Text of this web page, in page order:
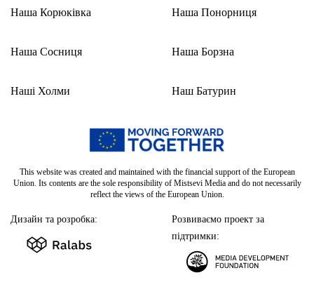
Наша Корюківка
Наша Сосниця
Наші Холми
Наша Понорниця
Наша Борзна
Наш Батурин
This website was created and maintained with the financial support of the European
Union. Its contents are the sole responsibility of Mistsevi Media and do not necessarily
reflect the views of the European Union.
Дизайн та розробка:
Розвиваємо проект за
підтримки: